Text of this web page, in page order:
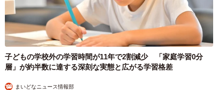
子どもの学校外の学習時間が11年で2割減少 「家庭学習0分
層」が約半数に達する深刻な実態と広がる学習格差
まいどなニュース情報部